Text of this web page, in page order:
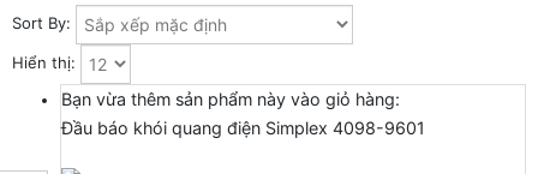
Sort By:
Hiển thị:
Bạn vừa thêm sản phẩm này vào giỏ hàng:
Đầu báo khói quang điện Simplex 4098-9601